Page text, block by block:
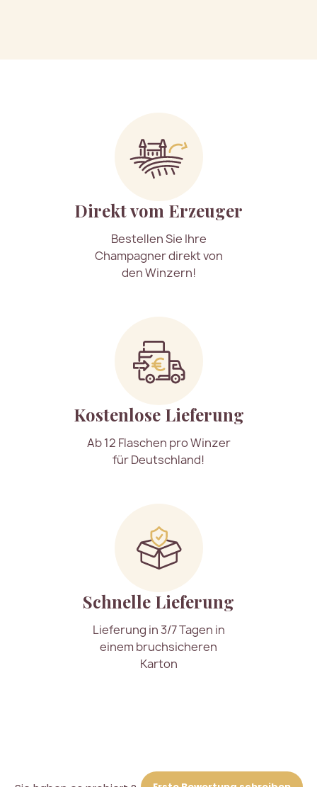
Direkt vom Erzeuger
Bestellen Sie Ihre
Champagner direkt von
den Winzern!
Kostenlose Lieferung
Ab 12 Flaschen pro Winzer
für Deutschland!
Schnelle Lieferung
Lieferung in 3/7 Tagen in
einem bruchsicheren
Karton